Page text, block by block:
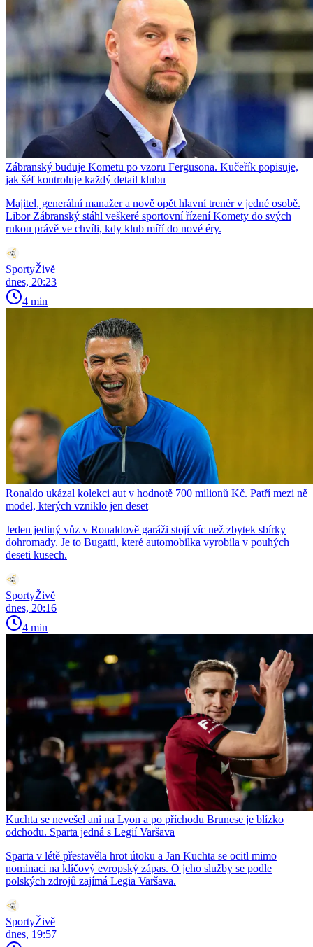
Zábranský buduje Kometu po vzoru Fergusona. Kučeřík popisuje,
jak šéf kontroluje každý detail klubu
Majitel, generální manažer a nově opět hlavní trenér v jedné osobě.
Libor Zábranský stáhl veškeré sportovní řízení Komety do svých
rukou právě ve chvíli, kdy klub míří do nové éry.
SportyŽivě
dnes, 20:23
4 min
Ronaldo ukázal kolekci aut v hodnotě 700 milionů Kč. Patří mezi ně
model, kterých vzniklo jen deset
Jeden jediný vůz v Ronaldově garáži stojí víc než zbytek sbírky
dohromady. Je to Bugatti, které automobilka vyrobila v pouhých
deseti kusech.
SportyŽivě
dnes, 20:16
4 min
Kuchta se nevešel ani na Lyon a po příchodu Brunese je blízko
odchodu. Sparta jedná s Legií Varšava
Sparta v létě přestavěla hrot útoku a Jan Kuchta se ocitl mimo
nominaci na klíčový evropský zápas. O jeho služby se podle
polských zdrojů zajímá Legia Varšava.
SportyŽivě
dnes, 19:57